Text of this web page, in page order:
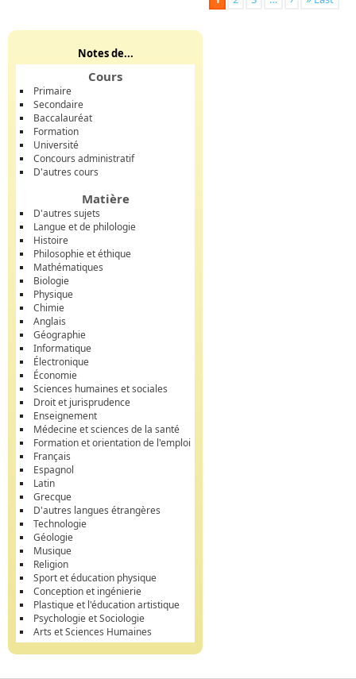
Notes de...
Cours
Primaire
Secondaire
Baccalauréat
Formation
Université
Concours administratif
D'autres cours
Matière
D'autres sujets
Langue et de philologie
Histoire
Philosophie et éthique
Mathématiques
Biologie
Physique
Chimie
Anglais
Géographie
Informatique
Électronique
Économie
Sciences humaines et sociales
Droit et jurisprudence
Enseignement
Médecine et sciences de la santé
Formation et orientation de l'emploi
Français
Espagnol
Latin
Grecque
D'autres langues étrangères
Technologie
Géologie
Musique
Religion
Sport et éducation physique
Conception et ingénierie
Plastique et l'éducation artistique
Psychologie et Sociologie
Arts et Sciences Humaines